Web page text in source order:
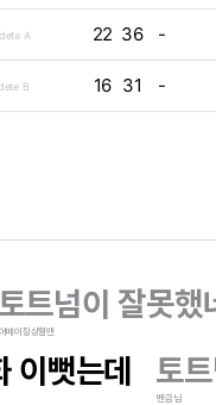
A 22 36 -
B 16 31 -
토트넘이 잘못했
어메이징상철맨
이뻣는데 토
벤금님